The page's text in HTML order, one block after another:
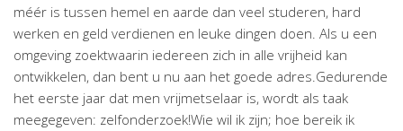
méér is tussen hemel en aarde dan veel studeren, hard
werken en geld verdienen en leuke dingen doen. Als u een
omgeving zoektwaarin iedereen zich in alle vrijheid kan
ontwikkelen, dan bent u nu aan het goede adres.Gedurende
het eerste jaar dat men vrijmetselaar is, wordt als taak
meegegeven: zelfonderzoek!Wie wil ik zijn; hoe bereik ik